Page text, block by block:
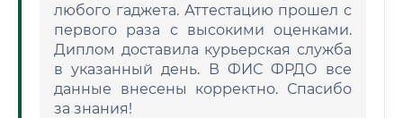
любого гаджета. Аттестацию прошел с
первого раза с высокими оценками.
Диплом доставила курьерская служба
в указанный день. В ФИС ФРДО все
данные внесены корректно. Спасибо
за знания!